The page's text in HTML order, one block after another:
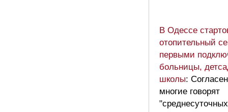
В Одессе
отопительный
первыми
больницы,
школы:
многие говорят
"среднесуточных